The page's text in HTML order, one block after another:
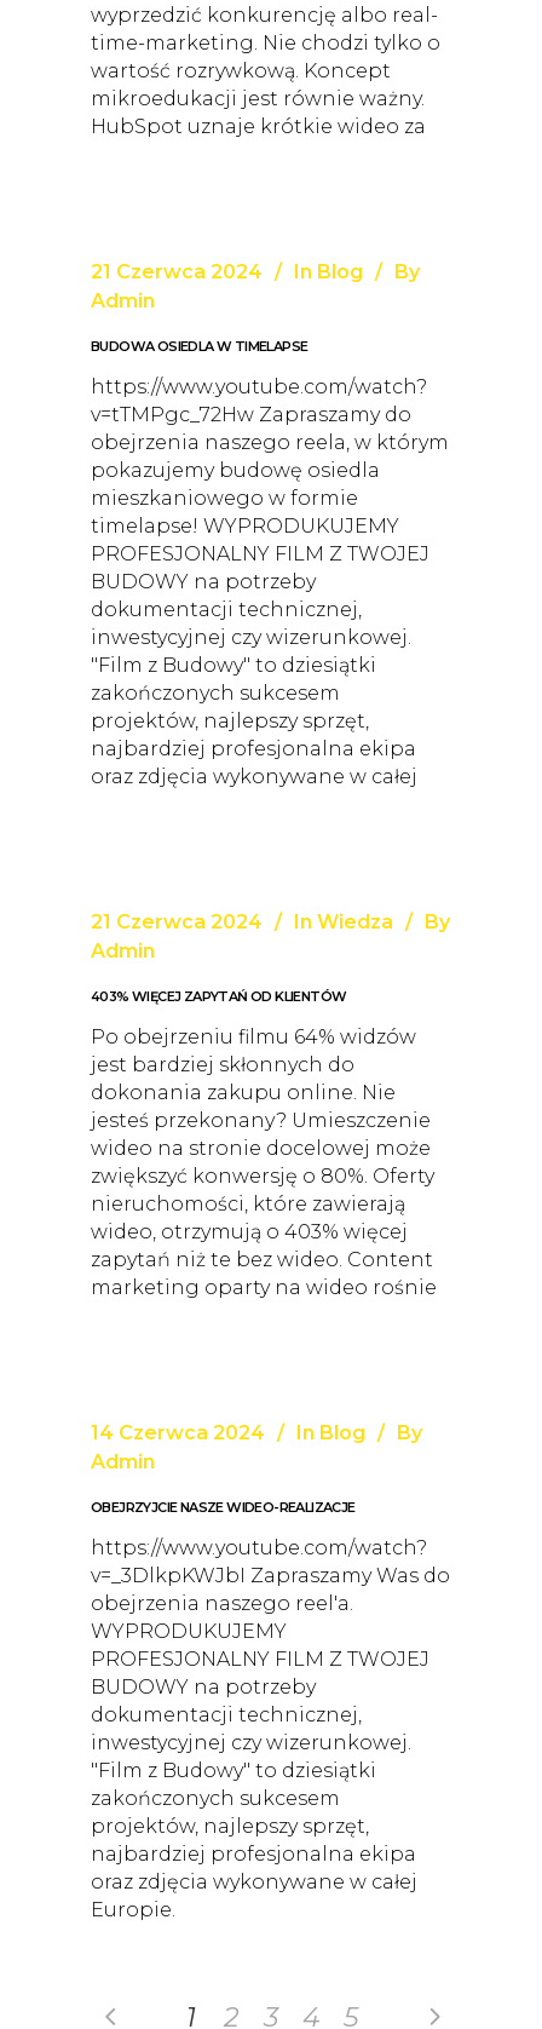
wyprzedzić konkurencję albo real-
time-marketing. Nie chodzi tylko o
wartość rozrywkową. Koncept
mikroedukacji jest równie ważny.
HubSpot uznaje krótkie wideo za
21 Czerwca 2024 In Blog
By
Admin
BUDOWA OSIEDLA W TIMELAPSE
https://www.youtube.com/watch?
v=tTMPgc_72Hw Zapraszamy do
obejrzenia naszego reela, w którym
pokazujemy budowę osiedla
mieszkaniowego w formie
timelapse! WYPRODUKUJEMY
PROFESJONALNY FILM Z TWOJEJ
BUDOWY na potrzeby
dokumentacji technicznej,
inwestycyjnej czy wizerunkowej.
"Film z Budowy" to dziesiątki
zakończonych sukcesem
projektów, najlepszy sprzęt,
najbardziej profesjonalna ekipa
oraz zdjęcia wykonywane w całej
21 Czerwca 2024 In Wiedza
By
Admin
403% WIĘCEJ ZAPYTAŃ OD KLIENTÓW
Po obejrzeniu filmu 64% widzów
jest bardziej skłonnych do
dokonania zakupu online. Nie
jesteś przekonany? Umieszczenie
wideo na stronie docelowej może
zwiększyć konwersję o 80%. Oferty
nieruchomości, które zawierają
wideo, otrzymują o 403% więcej
zapytań niż te bez wideo. Content
marketing oparty na wideo rośnie
14 Czerwca 2024 In Blog
By
Admin
OBEJRZYJCIE NASZE WIDEO-REALIZACJE
https://www.youtube.com/watch?
v=_3DlkpKWJbI Zapraszamy Was do
obejrzenia naszego reel'a.
WYPRODUKUJEMY
PROFESJONALNY FILM Z TWOJEJ
BUDOWY na potrzeby
dokumentacji technicznej,
inwestycyjnej czy wizerunkowej.
"Film z Budowy" to dziesiątki
zakończonych sukcesem
projektów, najlepszy sprzęt,
najbardziej profesjonalna ekipa
oraz zdjęcia wykonywane w całej
Europie.
1 2 3 4 5